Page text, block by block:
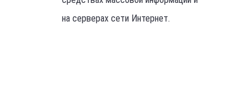
на серверах сети Интернет.